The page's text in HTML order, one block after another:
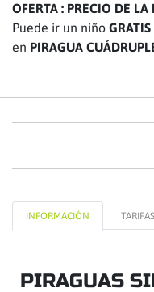
OFERTA : PRECIO DE
Puede ir un niño GRATIS
en PIRAGUA
INFORMACIÓN TARIFAS
PIRAGUAS